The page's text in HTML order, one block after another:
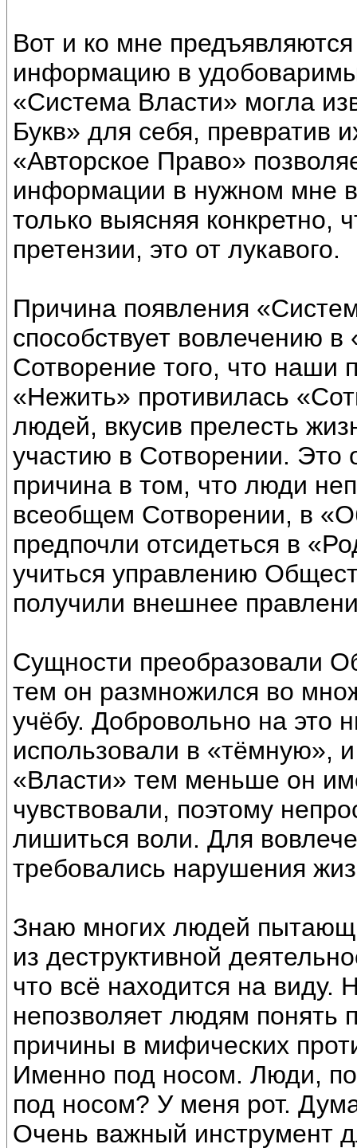
Вот и ко мне
информацию в
«Система Власти» могла
Букв» для себя, превратив
«Авторское Право»
информации в нужном мне
только выясняя конкретно,
претензии, это от лукавого.
Причина появления
способствует вовлечению
Сотворение того, что
«Нежить» противилась
людей, вкусив прелесть
участию в Сотворении. Это
причина в том, что люди
всеобщем Сотворении, в
предпочли отсидеться в
учиться управлению
получили внешнее
Сущности преобразовали
тем он размножился во
учёбу. Добровольно на это
использовали в «тёмную»,
«Власти» тем меньше он
чувствовали, поэтому
лишиться воли. Для
требовались нарушения
Знаю многих людей
из деструктивной
что всё находится на виду.
непозволяет людям
причины в мифических
Именно под носом. Люди,
под носом? У меня рот.
Очень важный инструмент